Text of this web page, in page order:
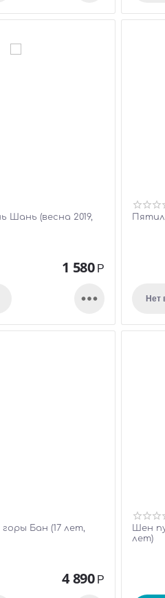
Шань (весна 2019,
1 580 Р
 Нет
Бан (17 лет,
4 890 Р
Шен
лет)